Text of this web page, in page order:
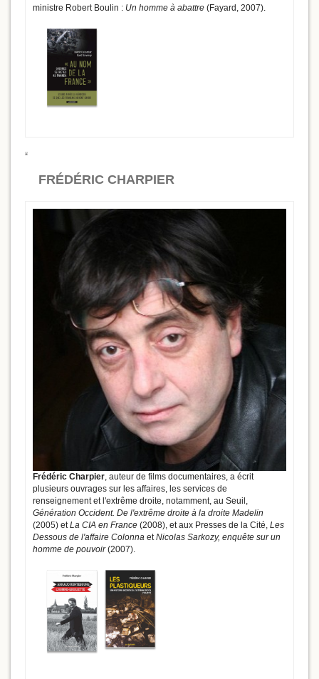
ministre Robert Boulin : Un homme à abattre (Fayard, 2007).
FRÉDÉRIC CHARPIER
Frédéric Charpier, auteur de films documentaires, a écrit
plusieurs ouvrages sur les affaires, les services de
renseignement et l'extrême droite, notamment, au Seuil,
Génération Occident. De l'extrême droite à la droite Madelin
(2005) etLa CIA en France (2008), et aux Presses de la Cité, Les
Dessous de l'affaire Colonna etNicolas Sarkozy, enquête sur un
homme de pouvoir(2007).